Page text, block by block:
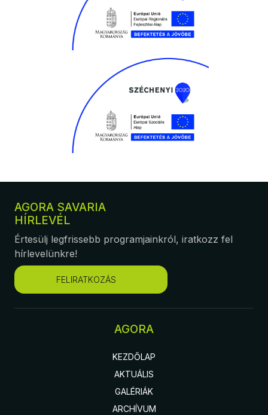
AGORA SAVARIA
HÍRLEVÉL
Értesülj legfrissebb programjainkról, iratkozz fel
hírlevelünkre!
FELIRATKOZÁS
AGORA
KEZDŐLAP
AKTUÁLIS
GALÉRIÁK
ARCHÍVUM